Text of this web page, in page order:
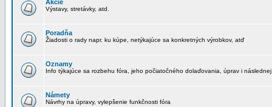
Akcie
Výstavy, stretávky, atd.
Poradňa
Žiadosti o rady napr. ku kúpe, netýkajúce sa konkretných výrobkov, atď
Oznamy
Info týkajúce sa rozbehu fóra, jeho počiatočného dolaďovania, úprav i následnej
Námety
Návrhy na úpravy, vylepšenie funkčnosti fóra